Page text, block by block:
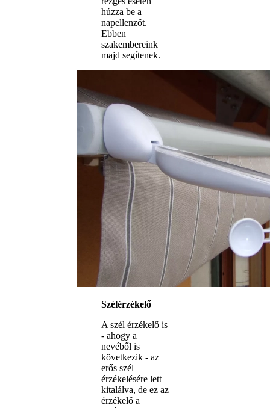
húzza be a
napellenzőt.
Ebben
szakembereink
majd segítenek.
Szélérzékelő
A szél érzékelő is
- ahogy a
nevéből is
következik - az
erős szél
érzékelésére lett
kitalálva, de ez az
érzékelő a